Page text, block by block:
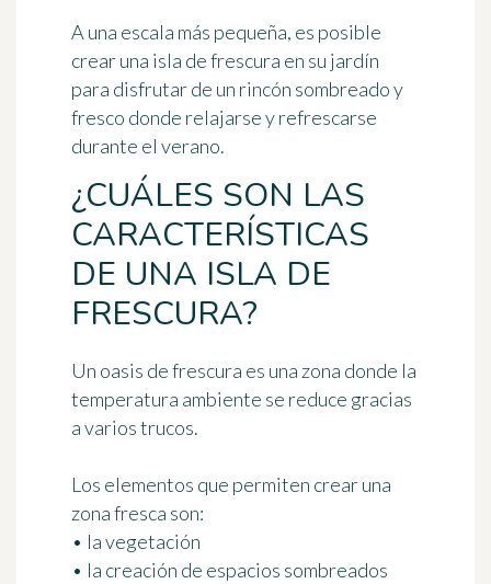
A una escala más pequeña, es posible
crear una isla de frescura en su jardín
para disfrutar de un rincón sombreado y
fresco donde relajarse y refrescarse
durante el verano.
¿CUÁLES SON LAS
CARACTERÍSTICAS
DE UNA ISLA DE
FRESCURA?
Un oasis de frescura es una zona donde la
temperatura ambiente se reduce gracias
a varios trucos.
Los elementos que permiten crear una
zona fresca son:
• la vegetación
• la creación de espacios sombreados